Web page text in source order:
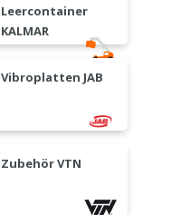
Leercontainer
KALMAR
Vibroplatten JAB
Zubehör VTN